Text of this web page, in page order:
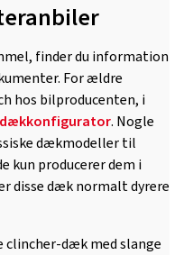
finder du information
For ældre
hos bilproducenten, i
dækkonfigurator. Nogle
dækmodeller til
kun producerer dem i
disse dæk normalt dyrere
clincher-dæk med slange